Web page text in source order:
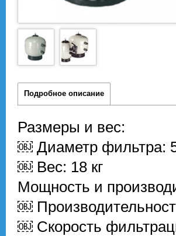
Подробное описание
Размеры и вес:
￼ Диаметр фильтра:
￼ Вес: 18 кг
Мощность и
￼
￼ Скорость